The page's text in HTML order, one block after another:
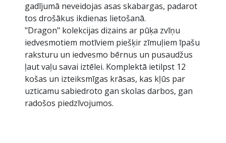
gadījumā neveidojas asas skabargas, padarot
tos drošākus ikdienas lietošanā.
"Dragon" kolekcijas dizains ar pūķa zvīņu
iedvesmotiem motīviem piešķir zīmuļiem īpašu
raksturu un iedvesmo bērnus un pusaudžus
ļaut vaļu savai iztēlei. Komplektā ietilpst 12
košas un izteiksmīgas krāsas, kas kļūs par
uzticamu sabiedroto gan skolas darbos, gan
radošos piedzīvojumos.